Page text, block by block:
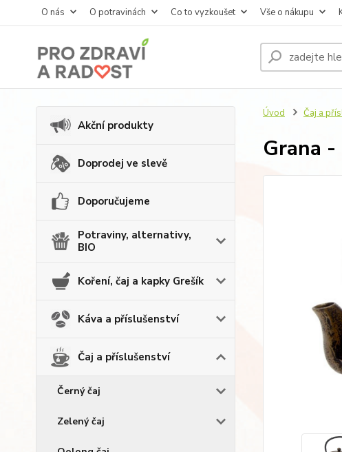
O nás O potravinách Co to vyzkoušet Vše o nákupu
Akční produkty
Doprodej ve slevě
Doporučujeme
Potraviny, alternativy,
BIO
Koření, čaj a kapky Grešík
Káva a příslušenství
Čaj a příslušenství
Černý čaj
Zelený čaj
Úvod Čaj a
Grana